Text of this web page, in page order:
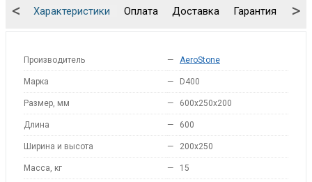
Характеристики Оплата Доставка Гарантия
< >
Производитель — AeroStone
Марка — D400
Размер, мм — 600x250x200
Длина — 600
Ширина и высота — 200x250
Масса, кг — 15